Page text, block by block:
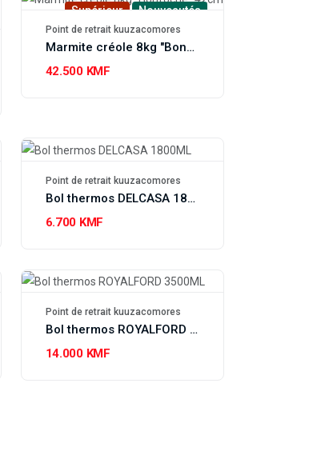
Supérieur Nouveautés
Point de retrait kuuzacomores
Marmite créole 8kg "Bonfoché" 42cm
42.500 KMF
Point de retrait kuuzacomores
Bol thermos DELCASA 1800ML
6.700 KMF
Point de retrait kuuzacomores
Bol thermos ROYALFORD 3500ML
14.000 KMF